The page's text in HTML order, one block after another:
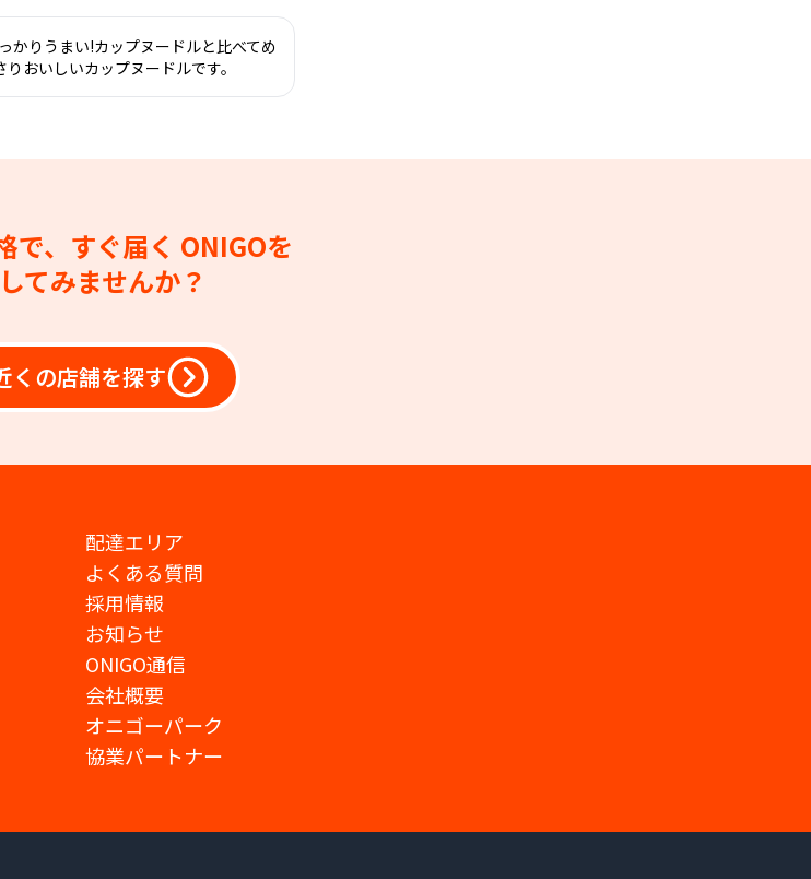
かりうまい!カップヌードルと比べてめ
おいしいカップヌードルです。
で、すぐ届く ONIGOを
てみませんか？
くの店舗を探す
配達エリア
よくある質問
採用情報
お知らせ
ONIGO通信
会社概要
オニゴーパーク
協業パートナー